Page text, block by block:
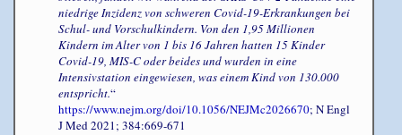
niedrige Inzidenz von schweren Covid-19-Erkrankungen bei
Schul- und Vorschulkindern. Von den 1,95 Millionen
Kindern im Alter von 1 bis 16 Jahren hatten 15 Kinder
Covid-19, MIS-C oder beides und wurden in eine
Intensivstation eingewiesen, was einem Kind von 130.000
entspricht.“
https://www.nejm.org/doi/10.1056/NEJMc2026670; N Engl
J Med 2021; 384:669-671